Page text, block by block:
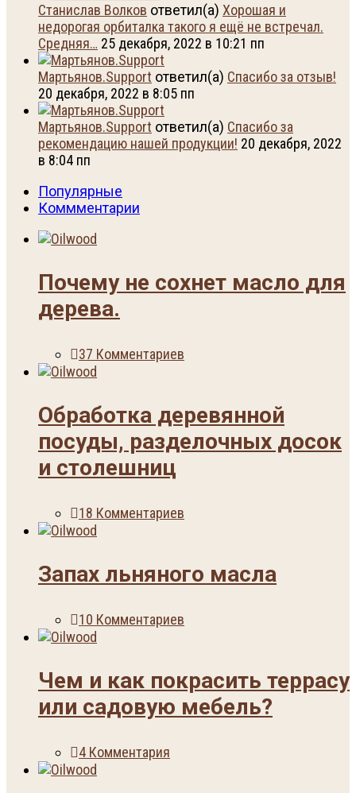
Станислав Волков ответил(а) Хорошая и
недорогая орбиталка такого я ещё не встречал.
Средняя… 25 декабря, 2022 в 10:21 пп
Мартьянов.Support ответил(а) Спасибо за отзыв!
20 декабря, 2022 в 8:05 пп
Мартьянов.Support ответил(а) Спасибо за
рекомендацию нашей продукции! 20 декабря, 2022
в 8:04 пп
Популярные
Коммментарии
Почему не сохнет масло для
дерева.
37 Комментариев
Обработка деревянной
посуды, разделочных досок
и столешниц
18 Комментариев
Запах льняного масла
10 Комментариев
Чем и как покрасить террасу
или садовую мебель?
4 Комментария